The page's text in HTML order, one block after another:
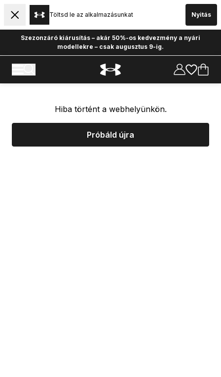
Töltsd le az alkalmazásunkat Nyitás
Szezonzáró kiárusítás – akár 50%-os kedvezmény a nyári
modellekre – csak augusztus 9-ig.
Hiba történt a webhelyünkön.
Próbáld újra